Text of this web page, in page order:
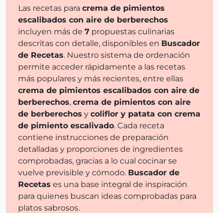
Las recetas para crema de pimientos
escalibados con aire de berberechos
incluyen más de 7 propuestas culinarias
descritas con detalle, disponibles en Buscador
de Recetas. Nuestro sistema de ordenación
permite acceder rápidamente a las recetas
más populares y más recientes, entre ellas
crema de pimientos escalibados con aire de
berberechos, crema de pimientos con aire
de berberechos y coliflor y patata con crema
de pimiento escalivado. Cada receta
contiene instrucciones de preparación
detalladas y proporciones de ingredientes
comprobadas, gracias a lo cual cocinar se
vuelve previsible y cómodo. Buscador de
Recetas es una base integral de inspiración
para quienes buscan ideas comprobadas para
platos sabrosos.